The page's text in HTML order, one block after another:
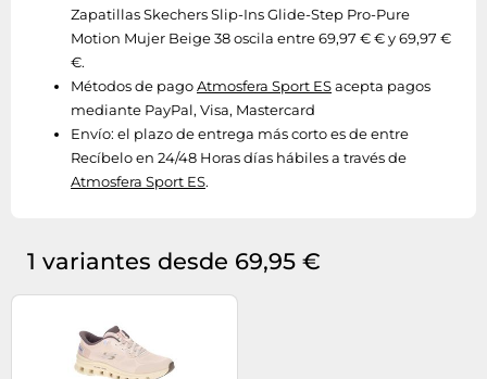
Zapatillas Skechers Slip-Ins Glide-Step Pro-Pure
Motion Mujer Beige 38 oscila entre 69,97 € € y 69,97 €
€.
Métodos de pagoAtmosfera Sport ESacepta pagos
mediante PayPal, Visa, Mastercard
Envío: el plazo de entrega más corto es de entre
Recíbelo en 24/48 Horas días hábiles a través de
Atmosfera Sport ES.
1 variantes desde 69,95 €